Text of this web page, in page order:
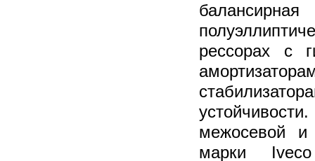
рессорах с
межосевой и
марки